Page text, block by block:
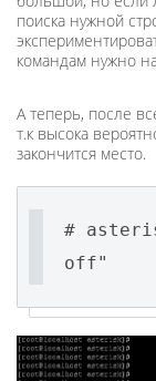
поиска нужной
командам нужно
А теперь, после
т.к высока
закончится место.
#
off"